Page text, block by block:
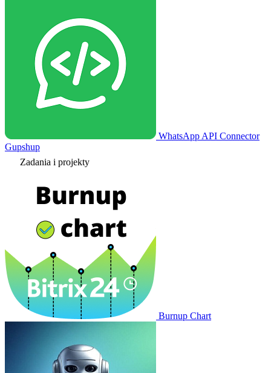
WhatsApp API Connector
Gupshup
Zadania i projekty
Burnup Chart